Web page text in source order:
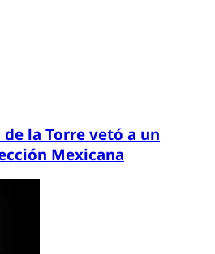
de la Torre vetó a un
Mexicana